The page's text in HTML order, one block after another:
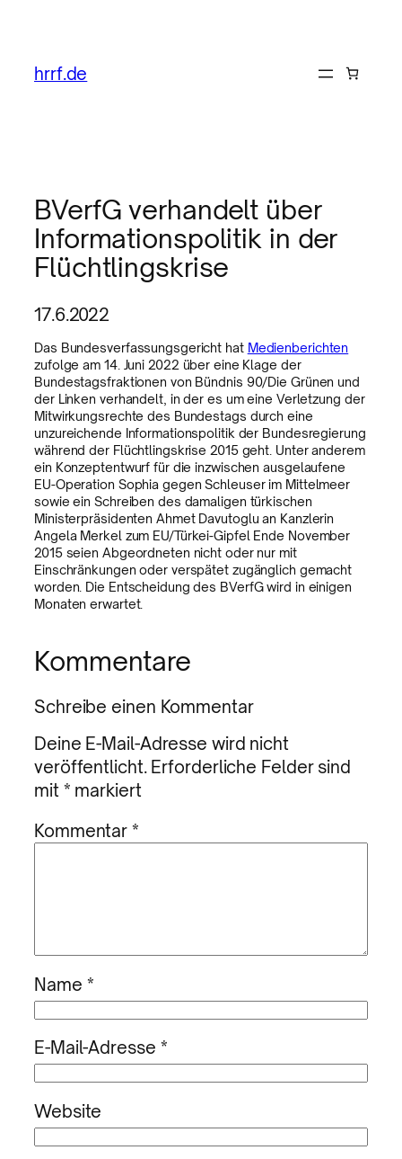
hrrf.de
BVerfG verhandelt über
Informationspolitik in der
Flüchtlingskrise
17.6.2022
Das Bundesverfassungsgericht hat Medienberichten
zufolge am 14. Juni 2022 über eine Klage der
Bundestagsfraktionen von Bündnis 90/Die Grünen und
der Linken verhandelt, in der es um eine Verletzung der
Mitwirkungsrechte des Bundestags durch eine
unzureichende Informationspolitik der Bundesregierung
während der Flüchtlingskrise 2015 geht. Unter anderem
ein Konzeptentwurf für die inzwischen ausgelaufene
EU-Operation Sophia gegen Schleuser im Mittelmeer
sowie ein Schreiben des damaligen türkischen
Ministerpräsidenten Ahmet Davutoglu an Kanzlerin
Angela Merkel zum EU/Türkei-Gipfel Ende November
2015 seien Abgeordneten nicht oder nur mit
Einschränkungen oder verspätet zugänglich gemacht
worden. Die Entscheidung des BVerfG wird in einigen
Monaten erwartet.
Kommentare
Schreibe einen Kommentar
Deine E-Mail-Adresse wird nicht
veröffentlicht. Erforderliche Felder sind
mit * markiert
Kommentar*
Name *
E-Mail-Adresse *
Website